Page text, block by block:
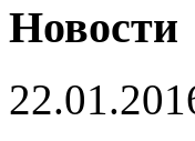
Новости